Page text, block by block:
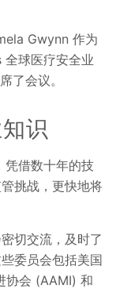
Gwynn 作为
球医疗安全业
了会议。
识
借数十年的技
挑战，更快地将
切交流，及时了
委员会包括美国
协会 (AAMI) 和